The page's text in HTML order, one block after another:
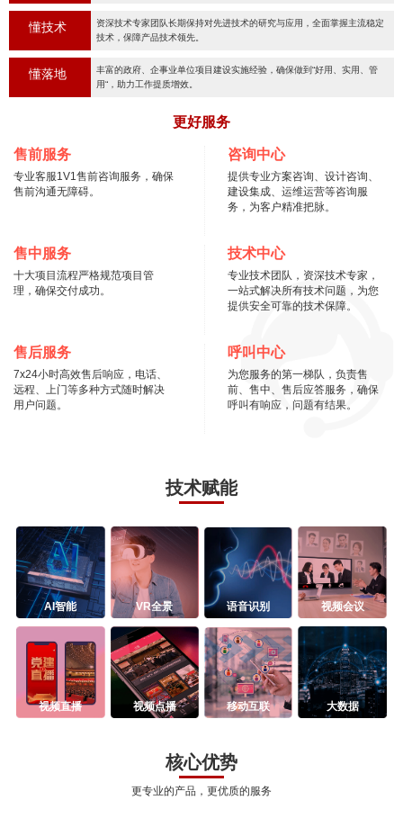
懂技术
资深技术专家团队长期保持对先进技术的研究与应用，全面掌握主流稳定
技术，保障产品技术领先。
懂落地
丰富的政府、企事业单位项目建设实施经验，确保做到“好用、实用、管
用“，助力工作提质增效。
更好服务
售前服务
专业客服1V1售前咨询服务，确保
售前沟通无障碍。
咨询中心
提供专业方案咨询、设计咨询、
建设集成、运维运营等咨询服
务，为客户精准把脉。
售中服务
十大项目流程严格规范项目管
理，确保交付成功。
技术中心
专业技术团队，资深技术专家，
一站式解决所有技术问题，为您
提供安全可靠的技术保障。
售后服务
7x24小时高效售后响应，电话、
远程、上门等多种方式随时解决
用户问题。
呼叫中心
为您服务的第一梯队，负责售
前、售中、售后应答服务，确保
呼叫有响应，问题有结果。
技术赋能
AI智能 VR全景 语音识别 视频会议
视频直播 视频点播 移动互联 大数据
核心优势
更专业的产品，更优质的服务